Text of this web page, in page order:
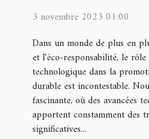
3 novembre 2023 01:00
Dans un monde de plus en
et l'éco-responsabilité, le
technologique dans la
durable est incontestable.
fascinante, où des avancées
apportent constamment des
significatives...